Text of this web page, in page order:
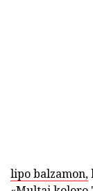
lipo balzamon,